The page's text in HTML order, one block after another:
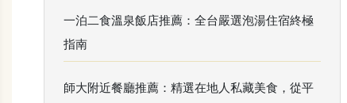
一泊二食溫泉飯店推薦：全台嚴選泡湯住宿終極
指南
師大附近餐廳推薦：精選在地人私藏美食，從平